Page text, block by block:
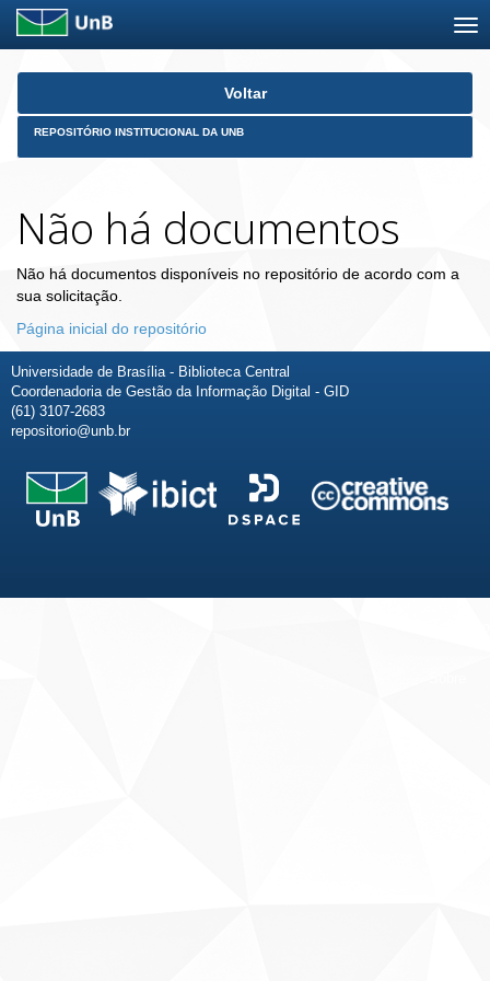
Skip
Voltar
REPOSITÓRIO INSTITUCIONAL DA UNB
Não há documentos
Não há documentos disponíveis no repositório de acordo com a
sua solicitação.
Página inicial do repositório
Universidade de Brasília - Biblioteca Central
Coordenadoria de Gestão da Informação Digital - GID
(61) 3107-2683
repositorio@unb.br